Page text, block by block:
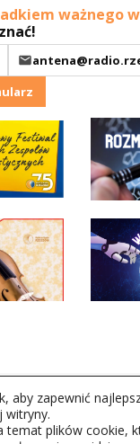
ważnego
aby zapewnić
witryny.
temat plików cookie,